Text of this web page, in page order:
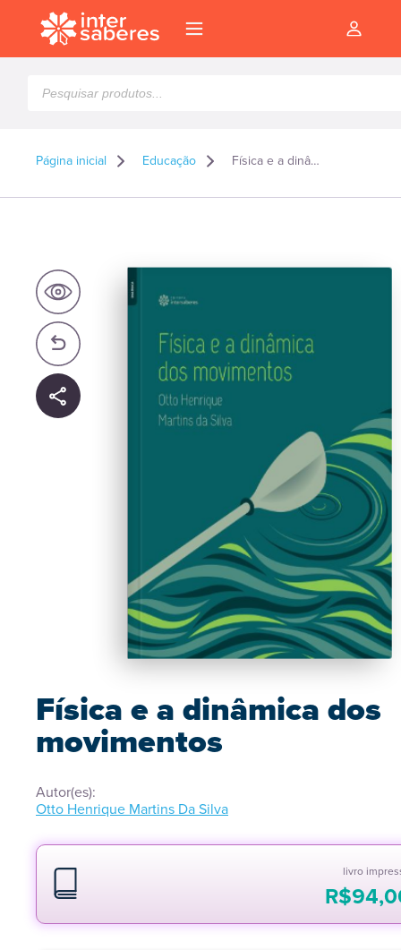
produtos
Página inicial Educação Física e a dinâmica dos movimentos
Física e a dinâmica dos
movimentos
Autor(es):
Otto Henrique Martins Da Silva
livro
R$